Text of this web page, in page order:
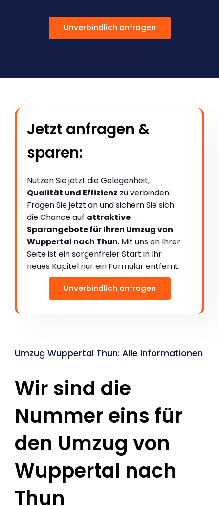
Unverbindlich anfragen
Jetzt anfragen &
sparen:
Nutzen Sie jetzt die Gelegenheit,
Qualität und Effizienz zu verbinden:
Fragen Sie jetzt an und sichern Sie sich
die Chance auf attraktive
Sparangebote für Ihren Umzug von
Wuppertal nach Thun. Mit uns an Ihrer
Seite ist ein sorgenfreier Start in Ihr
neues Kapitel nur ein Formular entfernt:
Unverbindlich anfragen
Umzug Wuppertal Thun: Alle Informationen
Wir sind die
Nummer eins für
den Umzug von
Wuppertal nach
Thun